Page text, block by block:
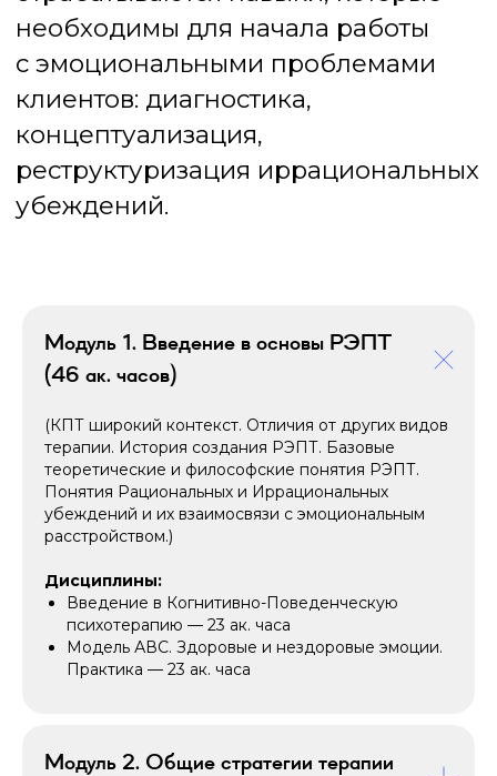
Модуль 1. Введение в основы РЭПТ
(46 ак. часов)
(КПТ широкий контекст. Отличия от других видов
терапии. История создания РЭПТ. Базовые
теоретические и философские понятия РЭПТ.
Понятия Рациональных и Иррациональных
убеждений и их взаимосвязи с эмоциональным
расстройством.)
Дисциплины:
Введение в Когнитивно-Поведенческую
психотерапию — 23 ак. часа
Модель АВС. Здоровые и нездоровые эмоции.
Практика — 23 ак. часа
Модуль 2. Общие стратегии терапии
2003
c этого года мы занимаемся
5 734
студента учится прямо
сейчас
34
программы дополнительного
профессионального образования
>500
где живут наши студенты
11 003